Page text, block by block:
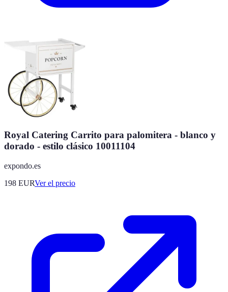
Royal Catering Carrito para palomitera - blanco y
dorado - estilo clásico 10011104
expondo.es
198 EURVer el precio